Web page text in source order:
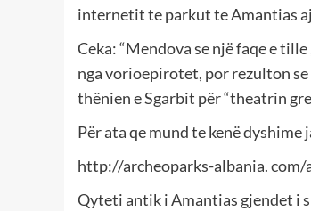
internetit te parkut te Amantias
Ceka: “Mendova se një faqe e
nga vorioepirotet, por rezulton
thënien e Sgarbit për “theatrin
Për ata qe mund te kenë dyshime
http://archeoparks-albania.
Qyteti antik i Amantias gjendet i